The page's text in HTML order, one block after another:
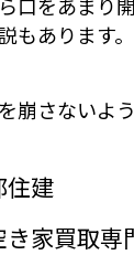
もあります
崩さないよ
建
家買取